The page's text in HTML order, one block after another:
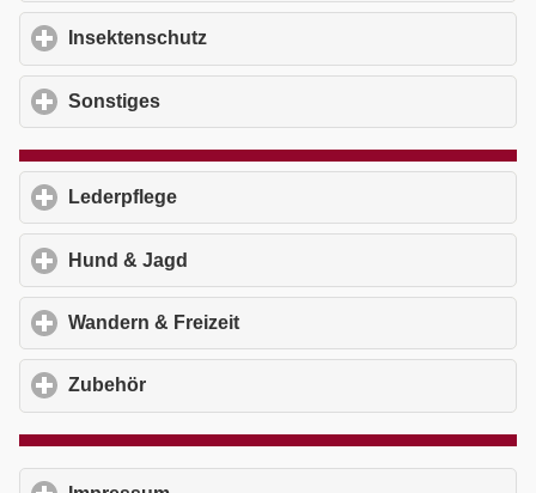
Insektenschutz
Sonstiges
Lederpflege
Hund & Jagd
Wandern & Freizeit
Zubehör